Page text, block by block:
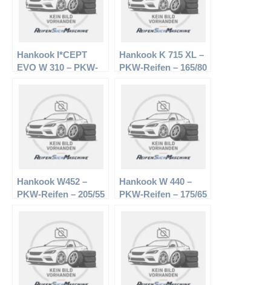
Hankook I*CEPT
EVO W 310 – PKW-
Hankook K 715 XL –
PKW-Reifen – 165/80
Hankook W452 –
PKW-Reifen – 205/55
Hankook W 440 –
PKW-Reifen – 175/65